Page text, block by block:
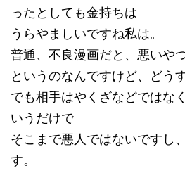
ったとしても金持ちは
うらやましいですね私は。
普通、不良漫画だと、悪いや
というのなんですけど、どう
でも相手はやくざなどではな
いうだけで
そこまで悪人ではないですし
す。